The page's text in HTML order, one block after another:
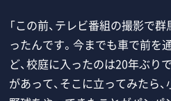
「この前、テレビ番組の撮影で
ったんです。今までも車で前を
ど、校庭に入ったのは20年ぶり
があって、そこに立ってみたら